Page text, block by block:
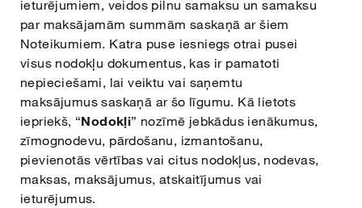
ieturējumiem, veidos pilnu samaksu un samaksu
par maksājamām summām saskaņā ar šiem
Noteikumiem. Katra puse iesniegs otrai pusei
visus nodokļu dokumentus, kas ir pamatoti
nepieciešami, lai veiktu vai saņemtu
maksājumus saskaņā ar šo līgumu. Kā lietots
iepriekš, “Nodokļi” nozīmē jebkādus ienākumus,
zīmognodevu, pārdošanu, izmantošanu,
pievienotās vērtības vai citus nodokļus, nodevas,
maksas, maksājumus, atskaitījumus vai
ieturējumus.